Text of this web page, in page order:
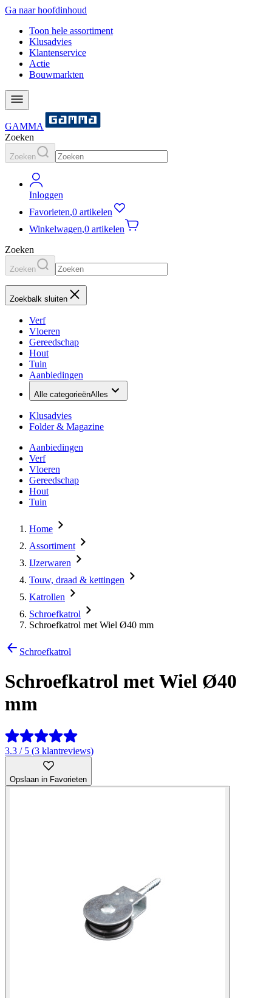
Ga naar hoofdinhoud
Toon hele assortiment
Klusadvies
Klantenservice
Actie
Bouwmarkten
GAMMA
Zoeken
Zoeken
Inloggen
Favorieten,0 artikelen
Winkelwagen,0 artikelen
Zoeken
Zoeken
Zoekbalk sluiten
Verf
Vloeren
Gereedschap
Hout
Tuin
Aanbiedingen
Alle categorieënAlles
Klusadvies
Folder & Magazine
Aanbiedingen
Verf
Vloeren
Gereedschap
Hout
Tuin
Home
Assortiment
IJzerwaren
Touw, draad & kettingen
Katrollen
Schroefkatrol
Schroefkatrol met Wiel Ø40 mm
Schroefkatrol
Schroefkatrol met Wiel Ø40
mm
3.3 / 5 (3 klantreviews)
Opslaan in Favorieten